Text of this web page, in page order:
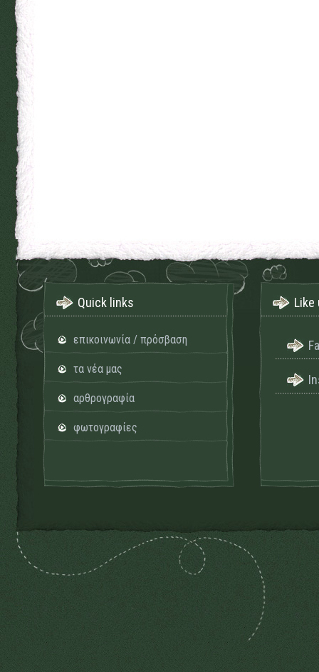
Quick links
επικοινωνία / πρόσβαση
τα νέα μας
αρθρογραφία
φωτογραφίες
Like